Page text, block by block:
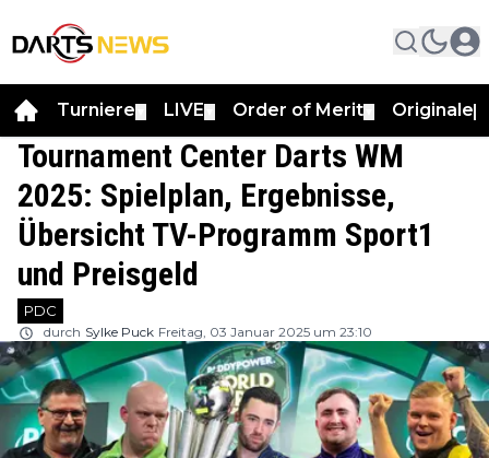
Turniere LIVE Order of Merit Originale
Tournament Center Darts WM
2025: Spielplan, Ergebnisse,
Übersicht TV-Programm Sport1
und Preisgeld
PDC
durch Sylke Puck Freitag, 03 Januar 2025 um 23:10